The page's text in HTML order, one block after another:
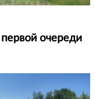
первой очереди